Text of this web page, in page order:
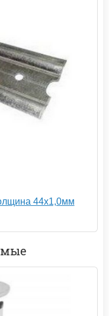
44х1,0мм